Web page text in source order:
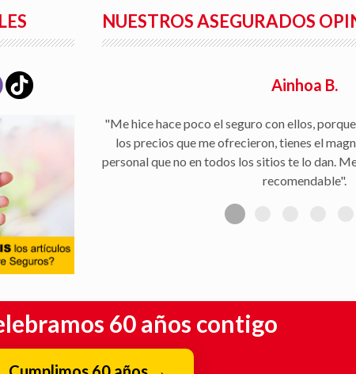
NUESTROS ASEGURADOS
Ainhoa B.
"Me hice hace poco el seguro con ellos,
los precios que me ofrecieron, tienes el
personal que no en todos los sitios te lo dan.
recomendable".
60 años contigo